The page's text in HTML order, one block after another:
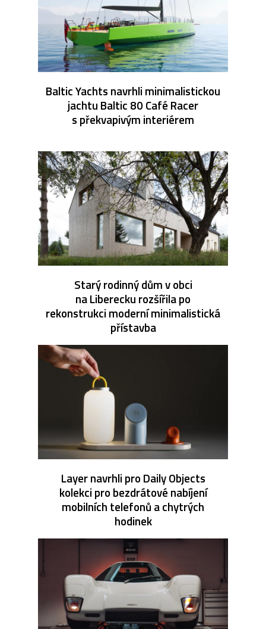
Baltic Yachts navrhli minimalistickou
jachtu Baltic 80 Café Racer
s překvapivým interiérem
Starý rodinný dům v obci
na Liberecku rozšířila po
rekonstrukci moderní minimalistická
přístavba
Layer navrhli pro Daily Objects
kolekci pro bezdrátové nabíjení
mobilních telefonů a chytrých
hodinek